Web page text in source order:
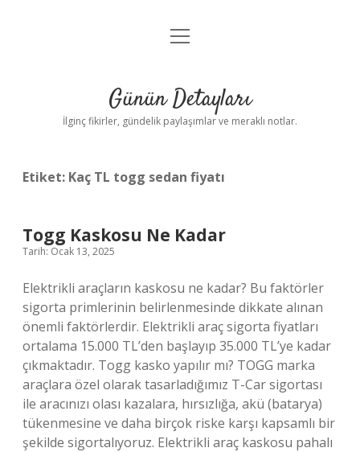
Gizlilik Politikası
Yasal Uyarı
menüyü
Günün Detayları
İlginç fikirler, gündelik paylaşımlar ve meraklı notlar.
Etiket: Kaç TL togg sedan fiyatı
Togg Kaskosu Ne Kadar
Tarih: Ocak 13, 2025
Elektrikli araçların kaskosu ne kadar? Bu faktörler
sigorta primlerinin belirlenmesinde dikkate alınan
önemli faktörlerdir. Elektrikli araç sigorta fiyatları
ortalama 15.000 TL’den başlayıp 35.000 TL’ye kadar
çıkmaktadır. Togg kasko yapılır mı? TOGG marka
araçlara özel olarak tasarladığımız T-Car sigortası
ile aracınızı olası kazalara, hırsızlığa, akü (batarya)
tükenmesine ve daha birçok riske karşı kapsamlı bir
şekilde sigortalıyoruz. Elektrikli araç kaskosu pahalı